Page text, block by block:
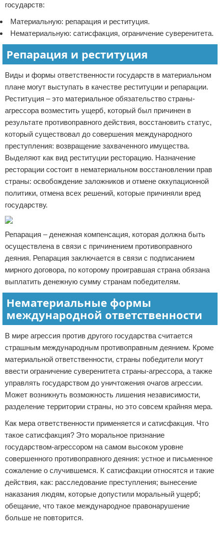
государств:
Материальную: репарация и реституция.
Нематериальную: сатисфакция, ограничение суверенитета.
Репарация и реституция
Виды и формы ответственности государств в материальном
плане могут выступать в качестве реституции и репарации.
Реституция – это материальное обязательство страны-
агрессора возместить ущерб, который был причинен в
результате противоправного действия, восстановить статус,
который существовал до совершения международного
преступления: возвращение захваченного имущества.
Выделяют как вид реституции ресторацию. Назначение
ресторации состоит в нематериальном восстановлении прав
страны: освобождение заложников и отмене оккупационной
политики, отмена всех решений, которые причиняли вред
государству.
Репарация – денежная компенсация, которая должна быть
осуществлена в связи с причинением противоправного
деяния. Репарация заключается в связи с подписанием
мирного договора, по которому проигравшая страна обязана
выплатить денежную сумму странам победителям.
Нематериальные формы
международной ответственности
В мире агрессия против другого государства считается
страшным международным противоправным деянием. Кроме
материальной ответственности, страны победители могут
ввести ограничение суверенитета страны-агрессора, а также
управлять государством до уничтожения очагов агрессии.
Может возникнуть возможность лишения независимости,
разделение территории страны, но это совсем крайняя мера.
Как мера ответственности применяется и сатисфакция. Что
такое сатисфакция? Это моральное признание
государством-агрессором на самом высоком уровне
совершенного противоправного деяния: устное и письменное
сожаление о случившемся. К сатисфакции относятся и такие
действия, как: расследование преступления; вынесение
наказания людям, которые допустили моральный ущерб;
обещание, что такое международное правонарушение
больше не повторится.